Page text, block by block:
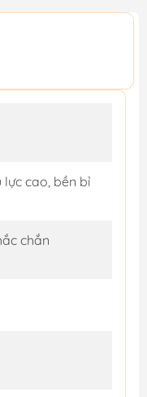
lực cao, bền bỉ
chắn